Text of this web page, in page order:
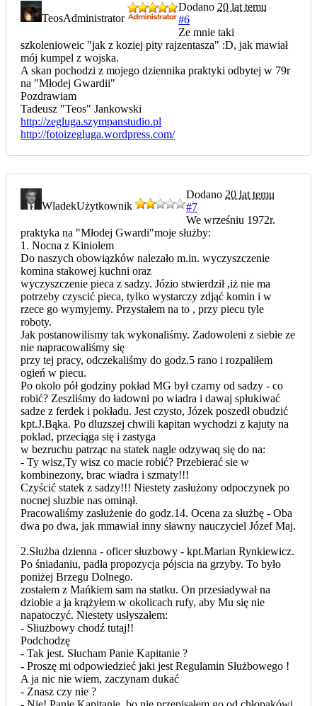
TeosAdministrator
Dodano 20 lat temu
#6
Ze mnie taki
szkolenioweic "jak z koziej pity rajzentasza" :D, jak mawiał
mój kumpel z wojska.
A skan pochodzi z mojego dziennika praktyki odbytej w 79r
na "Młodej Gwardii"
Pozdrawiam
Tadeusz "Teos" Jankowski
http://zegluga.szympanstudio.pl
http://fotoizegluga.wordpress.com/
WladekUżytkownik
Dodano 20 lat temu
#7
We wrześniu 1972r.
praktyka na "Młodej Gwardi"moje służby:
1. Nocna z Kiniolem
Do naszych obowiązków nalezało m.in. wyczyszczenie
komina stakowej kuchni oraz
wyczyszczenie pieca z sadzy. Józio stwierdził ,iż nie ma
potrzeby czyscić pieca, tylko wystarczy zdjąć komin i w
rzece go wymyjemy. Przystałem na to , przy piecu tyle
roboty.
Jak postanowilismy tak wykonaliśmy. Zadowoleni z siebie ze
nie napracowaliśmy się
przy tej pracy, odczekaliśmy do godz.5 rano i rozpaliłem
ogień w piecu.
Po okolo pół godziny pokład MG był czarny od sadzy - co
robić? Zeszliśmy do ładowni po wiadra i dawaj spłukiwać
sadze z ferdek i pokładu. Jest czysto, Józek poszedł obudzić
kpt.J.Bąka. Po dluzszej chwili kapitan wychodzi z kajuty na
poklad, przeciąga się i zastyga
w bezruchu patrząc na statek nagle odzywaq się do na:
- Ty wisz,Ty wisz co macie robić? Przebierać sie w
kombinezony, brac wiadra i szmaty!!!
Czyścić statek z sadzy!!! Niestety zasłużony odpoczynek po
nocnej sluzbie nas ominął.
Pracowaliśmy zasłużenie do godz.14. Ocena za służbę - Oba
dwa po dwa, jak mmawiał inny sławny nauczyciel Józef Maj.
2.Służba dzienna - oficer słuzbowy - kpt.Marian Rynkiewicz.
Po śniadaniu, padła propozycja pójscia na grzyby. To było
poniżej Brzegu Dolnego.
zostałem z Mańkiem sam na statku. On przesiadywał na
dziobie a ja krążyłem w okolicach rufy, aby Mu się nie
napatoczyć. Niestety usłyszałem:
- Słiużbowy chodź tutaj!!
Podchodzę
- Tak jest. Słucham Panie Kapitanie ?
- Proszę mi odpowiedzieć jaki jest Regulamin Służbowego !
A ja nic nie wiem, zaczynam dukać
- Znasz czy nie ?